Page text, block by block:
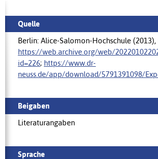
Quelle
Berlin: Alice-Salomon-Hochschule (2013),
https://web.archive.org/web/
id=226; https://www.dr-
neuss.de/app/download/5791391098/
Beigaben
Literaturangaben
Sprache